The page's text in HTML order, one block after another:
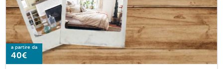
a partire da
40€